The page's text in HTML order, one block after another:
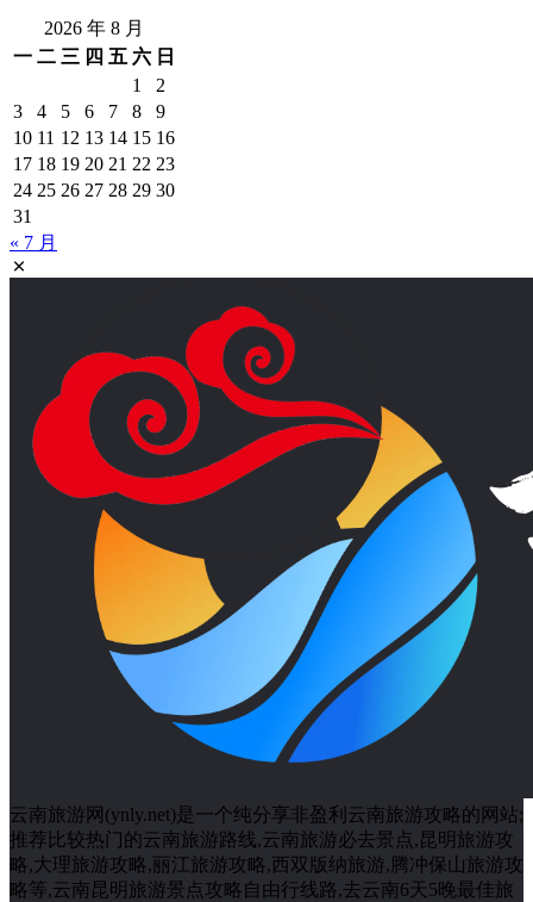
2026 年 8 月
一 二 三 四 五 六 日
1
2
3
4 5 6 7 8
9
10 11 12 13 14 15 16
17 18 19 20 21 22 23
24 25 26 27 28 29 30
31
« 7 月
云南旅游网(ynly.net)是一个纯分享非盈利云南旅游攻略的网站;
推荐比较热门的云南旅游路线,云南旅游必去景点,昆明旅游攻
略,大理旅游攻略,丽江旅游攻略,西双版纳旅游,腾冲保山旅游攻
略等,云南昆明旅游景点攻略自由行线路,去云南6天5晚最佳旅